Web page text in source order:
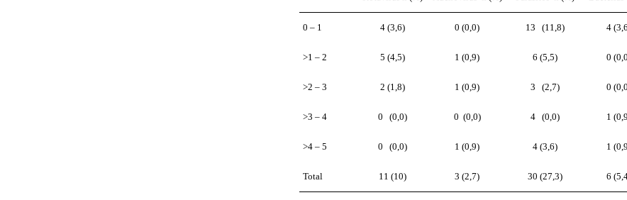
0 – 1 4 (3,6) 0 (0,0) 13 (11,8) 4
>1 – 2 5 (4,5) 1 (0,9) 6 (5,5) 0
>2 – 3 2 (1,8) 1 (0,9) 3 (2,7) 0
>3 – 4 0 (0,0) 0 (0,0) 4 (0,0) 1
>4 – 5 0 (0,0) 1 (0,9) 4 (3,6) 1
Total 11 (10) 3 (2,7) 30 (27,3) 6